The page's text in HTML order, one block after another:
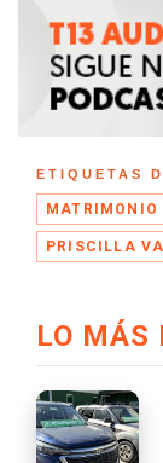
ETIQUETAS
MATRIMONIO
PRISCILLA
LO MÁS